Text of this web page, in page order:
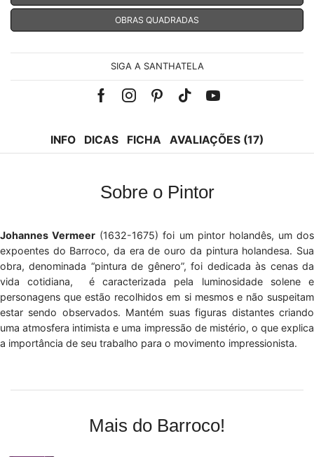
OBRAS QUADRADAS
SIGA A SANTHATELA
Facebook
Instagram
Pinterest
Tik-Youtube
INFO DICAS FICHA AVALIAÇÕES (17)
Sobre o Pintor
Johannes Vermeer (1632-1675) foi um pintor holandês, um dos
expoentes do Barroco, da era de ouro da pintura holandesa. Sua
obra, denominada “pintura de gênero”, foi dedicada às cenas da
vida cotidiana, é caracterizada pela luminosidade solene e
personagens que estão recolhidos em si mesmos e não suspeitam
estar sendo observados. Mantém suas figuras distantes criando
uma atmosfera intimista e uma impressão de mistério, o que explica
a importância de seu trabalho para o movimento impressionista.
Mais do Barroco!